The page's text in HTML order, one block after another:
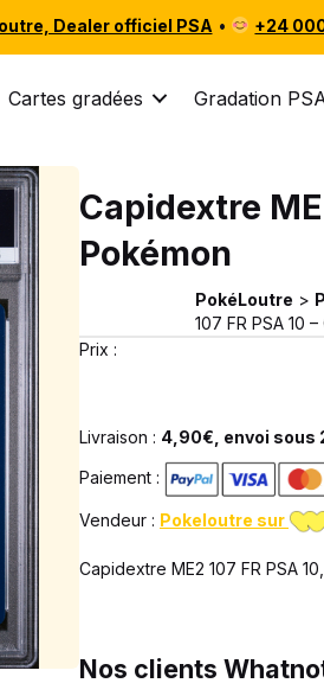
Dealer officiel PSA • +24
Cartes gradées Gradation
Capidextre
Pokémon
PokéLoutre >
107 FR PSA 10
Prix :
Livraison : 4,90€, envoi sous
Paiement :
Vendeur : Pokeloutre sur
Capidextre ME2 107 FR PSA
Nos clients